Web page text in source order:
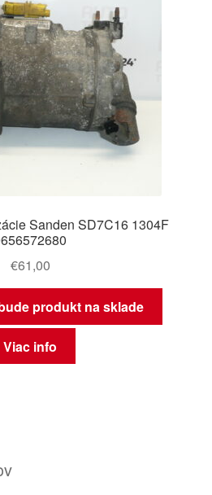
Sanden SD7C16 1304F
€61,00
produkt na sklade
Viac info